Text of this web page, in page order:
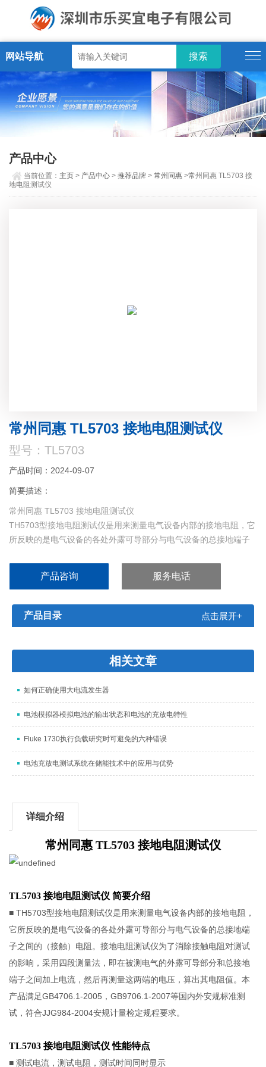
网站导航
产品中心
当前位置： 主页 > 产品中心 >推荐品牌 >常州同惠 >常州同惠 TL5703 接
地电阻测试仪
常州同惠 TL5703 接地电阻测试仪
型号：TL5703
产品时间：2024-09-07
简要描述：
常州同惠 TL5703 接地电阻测试仪
TH5703型接地电阻测试仪是用来测量电气设备内部的接地电阻，它
所反映的是电气设备的各处外露可导部分与电气设备的总接地端子
子之间加上电流，然后再测量这两端的电压，算出其电阻值。
产品咨询 服务电话
产品目录 点击展开+
相关文章
如何正确使用大电流发生器
电池模拟器模拟电池的输出状态和电池的充放电特性
Fluke 1730执行负载研究时可避免的六种错误
电池充放电测试系统在储能技术中的应用与优势
详细介绍
常州同惠 TL5703 接地电阻测试仪
TL5703 接地电阻测试仪​ 简要介绍
■ TH5703型接地电阻测试仪是用来测量电气设备内部的接地电阻，
它所反映的是电气设备的各处外露可导部分与电气设备的总接地端
子之间的（接触）电阻。接地电阻测试仪为了消除接触电阻对测试
的影响，采用四段测量法，即在被测电气的外露可导部分和总接地
端子之间加上电流，然后再测量这两端的电压，算出其电阻值。本
产品满足GB4706.1-2005，GB9706.1-2007等国内外安规标准测
试，符合JJG984-2004安规计量检定规程要求。
TL5703 接地电阻测试仪​ 性能特点
■ 测试电流，测试电阻，测试时间同时显示